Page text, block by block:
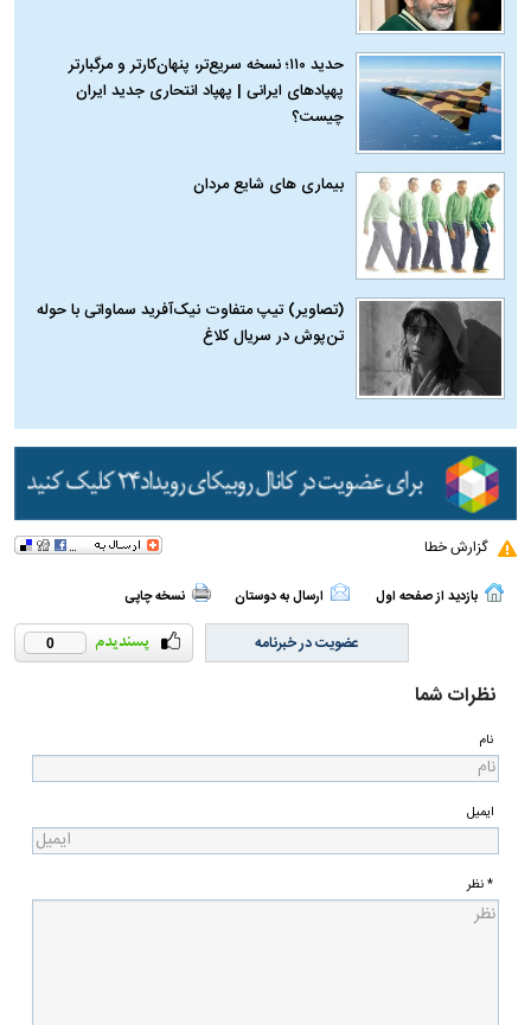
حدید ۱۱۰؛ نسخه سریع‌تر، پنهان‌کارتر و مرگبارتر
پهپادهای ایرانی | پهپاد انتحاری جدید ایران
چیست؟
بیماری‌ های شایع مردان
(تصاویر) تیپ متفاوت نیک‌آفرید سماواتی با حوله
تن‌پوش در سریال کلاغ
گزارش خطا
بازدید از صفحه اول ارسال به دوستان نسخه چاپی
0 عضویت در خبرنامه
نظرات شما
نام
ایمیل
* نظر